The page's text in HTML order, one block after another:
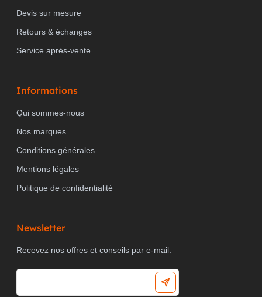
Devis sur mesure
Retours & échanges
Service après-vente
Informations
Qui sommes-nous
Nos marques
Conditions générales
Mentions légales
Politique de confidentialité
Newsletter
Recevez nos offres et conseils par e-mail.